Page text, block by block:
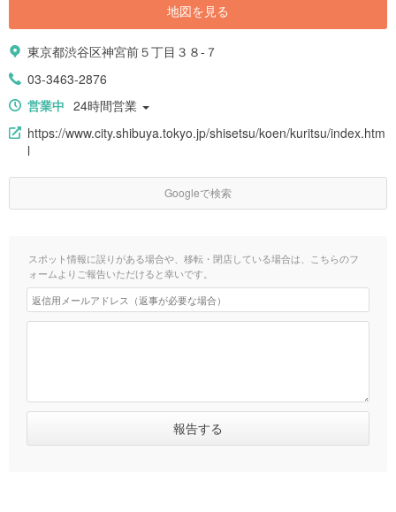
地図を見る
東京都渋谷区神宮前５丁目３８-７
03-3463-2876
営業中 24時間営業
https://www.city.shibuya.tokyo.jp/shisetsu/koen/kuritsu/index.htm
l
Googleで検索
スポット情報に誤りがある場合や、移転・閉店している場合は、こちらのフ
ォームよりご報告いただけると幸いです。